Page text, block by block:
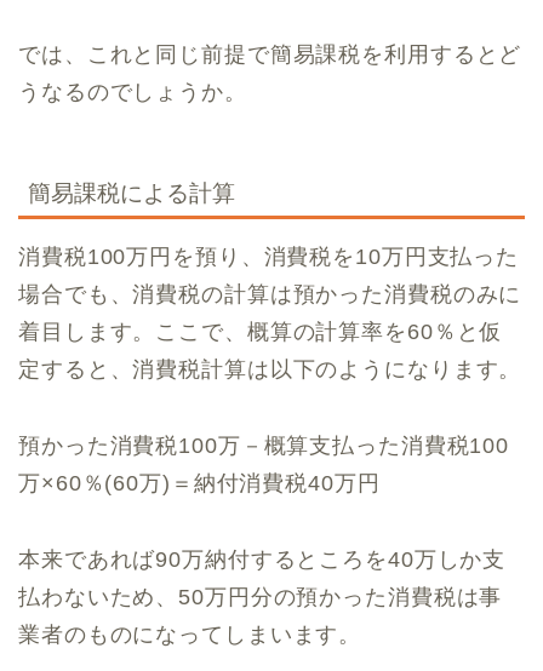
では、これと同じ前提で簡易課税を利用するとど
うなるのでしょうか。
簡易課税による計算
消費税100万円を預り、消費税を10万円支払った
場合でも、消費税の計算は預かった消費税のみに
着目します。ここで、概算の計算率を60％と仮
定すると、消費税計算は以下のようになります。
預かった消費税100万－概算支払った消費税100
万×60％(60万)＝納付消費税40万円
本来であれば90万納付するところを40万しか支
払わないため、50万円分の預かった消費税は事
業者のものになってしまいます。